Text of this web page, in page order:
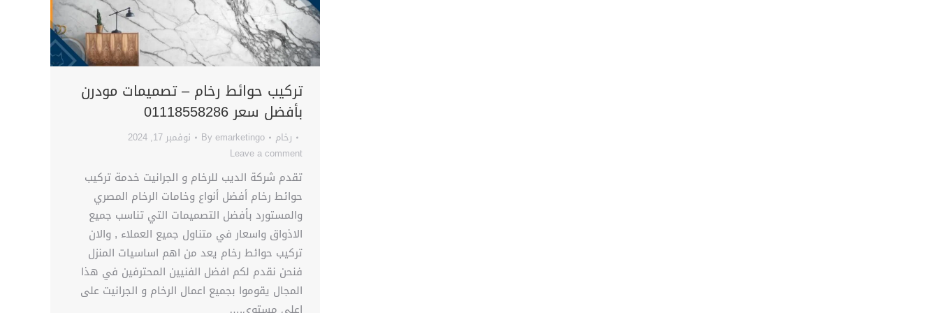
تركيب حوائط رخام – تصميمات مودرن
بأفضل سعر 01118558286
رخام By emarketingo
نوفمبر 17, 2024
Leave a comment
تقدم شركة الديب للرخام و الجرانيت خدمة تركيب
حوائط رخام أفضل أنواع وخامات الرخام المصري
والمستورد بأفضل التصميمات التي تناسب جميع
الاذواق واسعار في متناول جميع العملاء , والان
تركيب حوائط رخام يعد من اهم اساسيات المنزل
فنحن نقدم لكم افضل الفنيين المحترفين في هذا
المجال يقوموا بجميع اعمال الرخام و الجرانيت على